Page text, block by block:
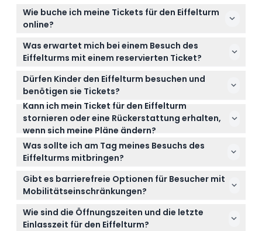
Wie buche ich meine Tickets für den Eiffelturm
online?
Sie können Ihre reservierten Zugangstickets für den
Eiffelturm, einschließlich Optionen für den
bis zu 60 Tage im Voraus buchen.
Was erwartet mich bei einem Besuch des
Eiffelturms mit einem reservierten Ticket?
Mit einem reservierten Ticket erhalten Sie
bevorzugten Zugang, der Wartezeiten verkürzt,
aber seien Sie auf Sicherheitskontrollen und
mögliche kurze Warteschlangen vorbereitet,
besonders wenn Sie zum Gipfel fahren, der eine
zusätzliche Fahrstuhlfahrt vom zweiten Stock
erfordert.
Dürfen Kinder den Eiffelturm besuchen und
benötigen sie Tickets?
Kinder unter 4 Jahren haben freien Eintritt und
müssen in der Gruppenbuchung enthalten sein,
während Kinder unter 13 Jahren von einem
zahlenden Erwachsenen begleitet werden müssen.
Kann ich mein Ticket für den Eiffelturm
stornieren oder eine Rückerstattung erhalten,
wenn sich meine Pläne ändern?
Tickets für den Eiffelturm sind nicht
erstattungsfähig und können nicht storniert
werden. Stellen Sie daher sicher, dass Ihre
Reisepläne feststehen, bevor Sie buchen.
Was sollte ich am Tag meines Besuchs des
Eiffelturms mitbringen?
Bringen Sie einen gültigen Ausweis oder eine
gedruckte/telefonische Kopie Ihres gebuchten
Tickets mit und kleiden Sie sich bequem zum
Gehen oder Treppensteigen, falls Sie diese Option
zum zweiten Stock wählen.
Gibt es barrierefreie Optionen für Besucher mit
Mobilitätseinschränkungen?
Ja, Rollstuhlfahrer oder Menschen mit
Mobilitätseinschränkungen können bis zum zweiten
Wie sind die Öffnungszeiten und die letzte
Einlasszeit für den Eiffelturm?